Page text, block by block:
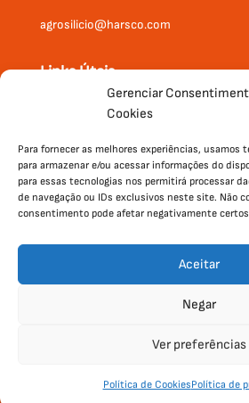
Gerenciar
Cookies
Para fornecer as melhores experiências, usamos
para armazenar e/ou acessar informações do
para essas tecnologias nos permitirá processar
de navegação ou IDs exclusivos neste site. Não
consentimento pode afetar negativamente
Aceitar
Negar
Ver preferências
Política de CookiesPolítica de
agrosilicio@harsco.com
Links Úteis
Onde Comprar
Institucional
Contato